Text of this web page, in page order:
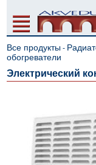
Все продукты -
обогреватели
Электрический